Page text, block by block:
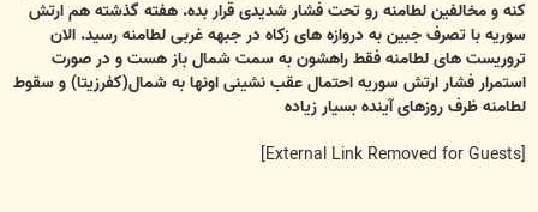
کنه و مخالفین لطامنه رو تحت فشار شدیدی قرار بده. هفته گذشته هم ارتش
سوریه با تصرف جبین به دروازه های زکاه در جبهه غربی لطامنه رسید. الان
تروریست های لطامنه فقط راهشون به سمت شمال باز هست و در صورت
استمرار فشار ارتش سوریه احتمال عقب نشینی اونها به شمال(کفرزیتا) و سقوط
لطامنه ظرف روزهای آینده بسیار زیاده